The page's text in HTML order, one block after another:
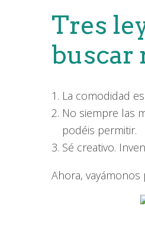
Tres
buscar
La comodidad
No siempre las
podéis permitir.
Sé creativo.
Ahora,